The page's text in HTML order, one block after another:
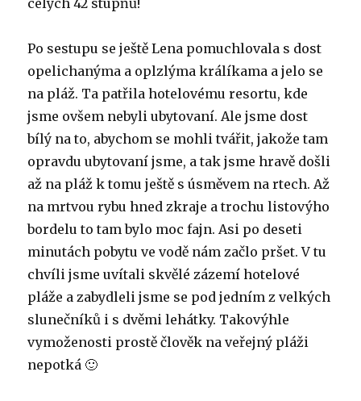
celých 42 stupňů!
Po sestupu se ještě Lena pomuchlovala s dost
opelichanýma a oplzlýma králíkama a jelo se
na pláž. Ta patřila hotelovému resortu, kde
jsme ovšem nebyli ubytovaní. Ale jsme dost
bílý na to, abychom se mohli tvářit, jakože tam
opravdu ubytovaní jsme, a tak jsme hravě došli
až na pláž k tomu ještě s úsměvem na rtech. Až
na mrtvou rybu hned zkraje a trochu listovýho
bordelu to tam bylo moc fajn. Asi po deseti
minutách pobytu ve vodě nám začlo pršet. V tu
chvíli jsme uvítali skvělé zázemí hotelové
pláže a zabydleli jsme se pod jedním z velkých
slunečníků i s dvěmi lehátky. Takovýhle
vymoženosti prostě člověk na veřejný pláži
nepotká 🙂